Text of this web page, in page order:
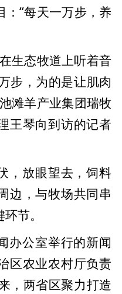
：“每天一万步，养
生态牧道上听着音
步，为的是让肌肉
滩羊产业集团瑞牧
王琴向到访的记者
，放眼望去，饲料
边，与牧场共同串
节。
办公室举行的新闻
区农业农村厅负责
，两省区聚力打造